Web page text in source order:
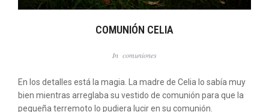
COMUNIÓN CELIA
In comuniones
En los detalles está la magia. La madre de Celia lo sabía muy
bien mientras arreglaba su vestido de comunión para que la
pequeña terremoto lo pudiera lucir en su comunión.